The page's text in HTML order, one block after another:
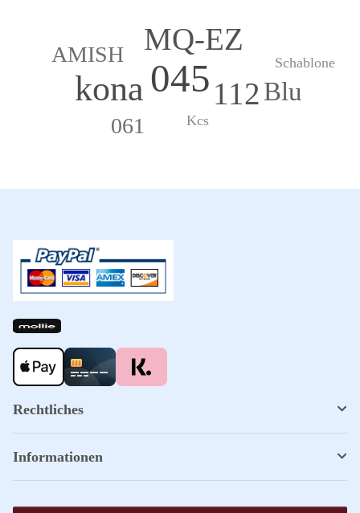
045
kona
MQ-EZ
112Blu
AMISH
061 Kcs
Schablone
Rechtliches
Informationen